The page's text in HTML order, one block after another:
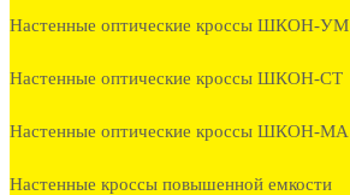
Настенные оптические кроссы ШКОН-УМ
Настенные оптические кроссы ШКОН-СТ
Настенные оптические кроссы ШКОН-МА
Настенные кроссы повышенной емкости